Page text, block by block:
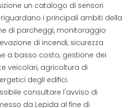
un catalogo di sensori
riguardano i principali ambiti della
di parcheggi, monitoraggio
di incendi, sicurezza
a basso costo, gestione dei
veicolari, agricoltura di
degli edifici.
consultare l'avviso di
da Lepida al fine di